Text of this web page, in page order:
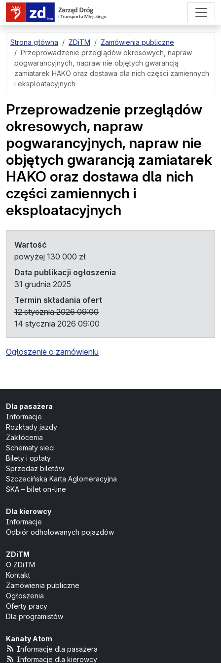
przejdź do treści strony
Strona główna ZDiTM
Zamówienia publiczne
Przeprowadzenie przeglądów okresowych, napraw
pogwarancyjnych, napraw nie objętych gwarancją
zamiatarek HAKO oraz dostawa dla nich części zamiennych
i eksploatacyjnych
Przeprowadzenie przeglądów
okresowych, napraw
pogwarancyjnych, napraw nie
objętych gwarancją zamiatarek
HAKO oraz dostawa dla nich
części zamiennych i
eksploatacyjnych
Wartość
powyżej 130 000 zł
Data publikacji ogłoszenia
31 grudnia 2025
Termin składania ofert
12 stycznia 2026 09:00
14 stycznia 2026 09:00
Ogłoszenie o zamówieniu
Dla pasażera
Informacje
Rozkłady jazdy
Zakłócenia
Schematy sieci
Bilety i opłaty
Sprzedaż biletów
Szczecińska Karta Aglomeracyjna
SKA – bilet on-line
Dla kierowcy
Informacje
Odbiór odholowanych pojazdów
ZDiTM
O ZDiTM
Kontakt
Zamówienia publiczne
Ogłoszenia
Oferty pracy
Dla programistów
Kanały Atom
Informacje dla pasażera
Informacje dla kierowcy